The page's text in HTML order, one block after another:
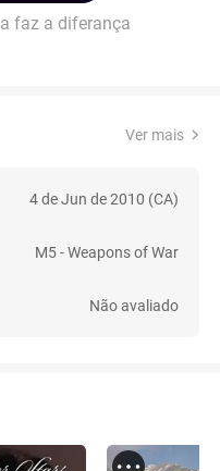
faz a diferança
Ver mais
4 de Jun de 2010 (CA)
M5 - Weapons of War
Não avaliado